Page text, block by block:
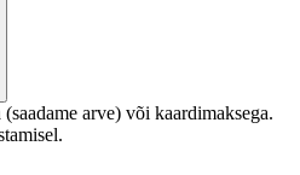
arve) või kaardimaksega.